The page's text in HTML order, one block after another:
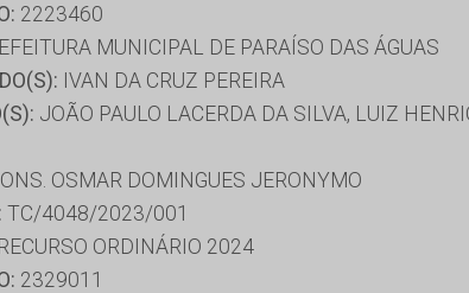
2223460
MUNICIPAL DE PARAÍSO DAS ÁGUAS
IVAN DA CRUZ PEREIRA
JOÃO PAULO LACERDA DA SILVA, LUIZ
OSMAR DOMINGUES JERONYMO
TC/4048/2023/001
RECURSO ORDINÁRIO 2024
2329011